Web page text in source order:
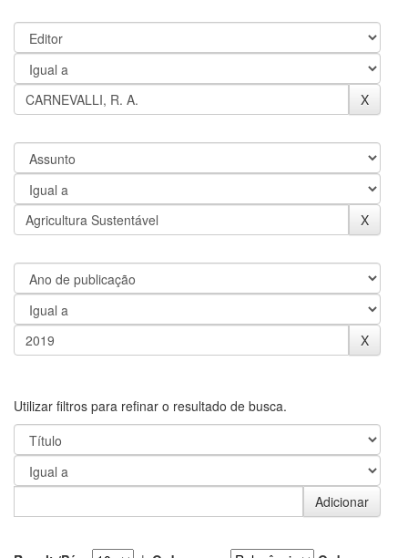
Utilizar filtros para refinar o resultado de busca.